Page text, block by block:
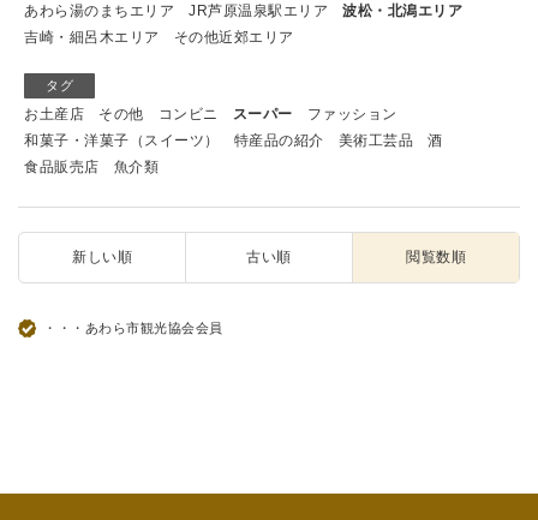
あわら湯のまちエリア
JR芦原温泉駅エリア
波松・北潟エリア
吉崎・細呂木エリア
その他近郊エリア
タグ
お土産店 その他 コンビニ スーパー
ファッション
和菓子・洋菓子（スイーツ）
特産品の紹介 美術工芸品
酒
食品販売店
魚介類
新しい順 古い順 閲覧数順
・・・あわら市観光協会会員